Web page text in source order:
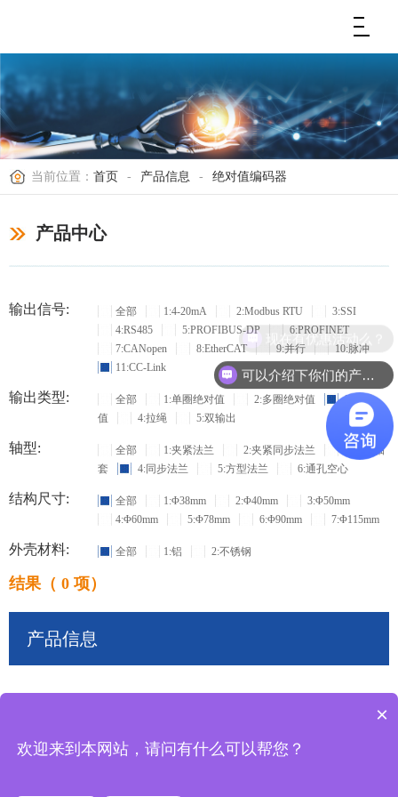
当前位置： 首页 - 产品信息 - 绝对值编码器
产品中心
输出信号: 全部 1:4-20mA 2:Modbus RTU
3:SSI
4:RS485
5:PROFIBUS-DP
6:PROFINET
7:CANopen
8:EtherCAT 9:并行
10:脉冲
11:CC-Link
输出类型: 全部 1:单圈绝对值 2:多圈绝对值
3:增量
值
4:拉绳 5:双输出
轴型: 全部 1:夹紧法兰 2:夹紧同步法兰
3:盲孔轴
套
4:同步法兰 5:方型法兰 6:通孔空心
结构尺寸: 全部 1:Φ38mm 2:Φ40mm
3:Φ50mm
4:Φ60mm
5:Φ78mm 6:Φ90mm 7:Φ115mm
外壳材料: 全部 1:铝 2:不锈钢
结果（ 0 项）
产品信息
可以介绍下你们的产品么？
现在有优惠活动么？
×
欢迎来到本网站，请问有什么可以帮您？